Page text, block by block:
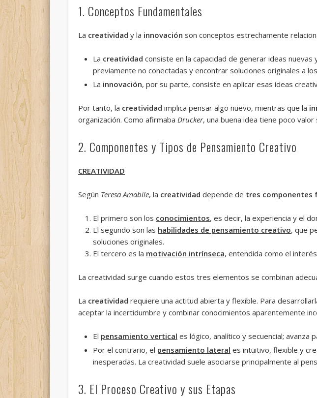
1. Conceptos Fundamentales
La creatividad y la innovación son conceptos estrechamente
La creatividad consiste en la capacidad de generar ideas
previamente no conectadas y encontrar soluciones originales a
La innovación, por su parte, consiste en aplicar esas ideas
Por tanto, la creatividad implica pensar algo nuevo, mientras que la
organización. Como afirmaba Drucker, una buena idea tiene poco
2. Componentes y Tipos de Pensamiento Creativo
CREATIVIDAD
Según Teresa Amabile, la creatividad depende de tres componentes
El primero son los conocimientos, es decir, la experiencia y el
El segundo son las habilidades de pensamiento creativo, que
soluciones originales.
El tercero es la motivación intrínseca, entendida como el
La creatividad surge cuando estos tres elementos se combinan
La creatividad requiere una actitud abierta y flexible. Para
aceptar la incertidumbre y combinar conocimientos aparentemente
El pensamiento vertical es lógico, analítico y secuencial;
Por el contrario, el pensamiento lateral es intuitivo, flexible y
inesperadas. La creatividad suele asociarse principalmente al
3. El Proceso Creativo y sus Etapas